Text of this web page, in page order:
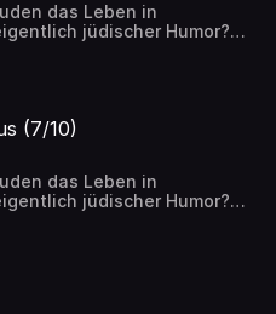
das Leben in
jüdischer Humor?
und weitere Themen
Nathusius mit ihren
(7/10)
das Leben in
jüdischer Humor?
und weitere Themen
Nathusius mit ihren